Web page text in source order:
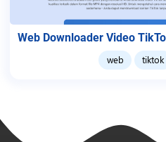
Web Downloader Video
web tiktok